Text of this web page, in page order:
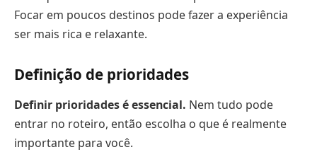
Focar em poucos destinos pode fazer a experiência
ser mais rica e relaxante.
Definição de prioridades
Definir prioridades é essencial. Nem tudo pode
entrar no roteiro, então escolha o que é realmente
importante para você.